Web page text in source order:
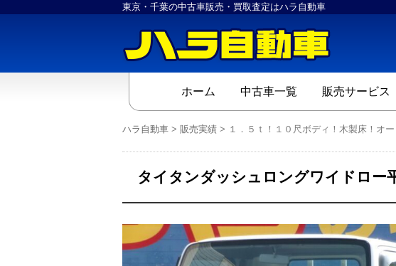
東京・千葉の中古車販売・買取査定はハラ自動車
ホーム 中古車一覧 販売サービス
ハラ自動車 > 販売実績 > １．５ｔ！１０尺ボディ！木製床！オ
タイタンダッシュロングワイドロー